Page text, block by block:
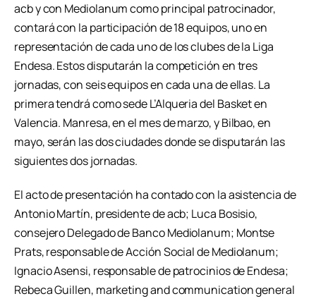
acb y con Mediolanum como principal patrocinador,
contará con la participación de 18 equipos, uno en
representación de cada uno de los clubes de la Liga
Endesa. Estos disputarán la competición en tres
jornadas, con seis equipos en cada una de ellas. La
primera tendrá como sede L’Alqueria del Basket en
Valencia. Manresa, en el mes de marzo, y Bilbao, en
mayo, serán las dos ciudades donde se disputarán las
siguientes dos jornadas.
El acto de presentación ha contado con la asistencia de
Antonio Martín, presidente de acb; Luca Bosisio,
consejero Delegado de Banco Mediolanum; Montse
Prats, responsable de Acción Social de Mediolanum;
Ignacio Asensi, responsable de patrocinios de Endesa;
Rebeca Guillen, marketing and communication general